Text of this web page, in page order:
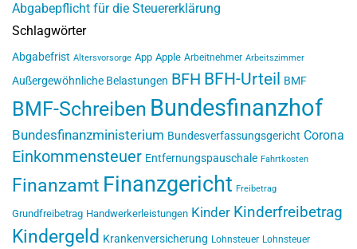
Abgabepflicht für die Steuererklärung
Schlagwörter
Abgabefrist Altersvorsorge App Apple Arbeitnehmer Arbeitszimmer
Außergewöhnliche Belastungen BFH BFH-Urteil BMF
BMF-Schreiben Bundesfinanzhof
Bundesfinanzministerium Bundesverfassungsgericht Corona
Einkommensteuer Entfernungspauschale Fahrtkosten
Finanzamt Finanzgericht Freibetrag
Grundfreibetrag Handwerkerleistungen Kinder Kinderfreibetrag
Kindergeld Krankenversicherung Lohnsteuer Lohnsteuer